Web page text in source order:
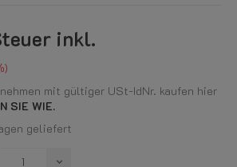
inkl.
mit gültiger USt-IdNr. kaufen hier
SIE WIE.
geliefert